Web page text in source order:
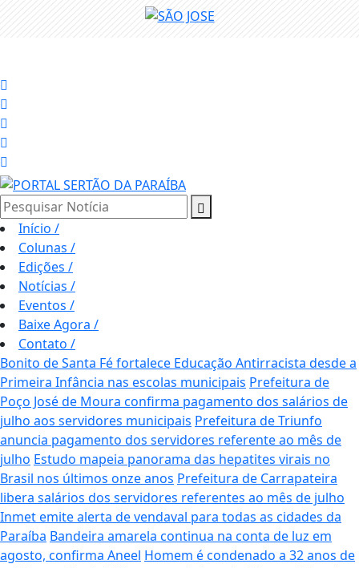
Pesquisar Notícia
Início /
Colunas /
Edições /
Notícias /
Eventos /
Baixe Agora /
Contato /
Bonito de Santa Fé fortalece Educação Antirracista desde a
Primeira Infância nas escolas municipais Prefeitura de
Poço José de Moura confirma pagamento dos salários de
julho aos servidores municipais Prefeitura de Triunfo
anuncia pagamento dos servidores referente ao mês de
julho Estudo mapeia panorama das hepatites virais no
Brasil nos últimos onze anos Prefeitura de Carrapateira
libera salários dos servidores referentes ao mês de julho
Inmet emite alerta de vendaval para todas as cidades da
Paraíba Bandeira amarela continua na conta de luz em
agosto, confirma Aneel Homem é condenado a 32 anos de